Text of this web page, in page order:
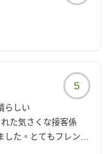
5
らしい
た気さくな接客係
た。とてもフレンド